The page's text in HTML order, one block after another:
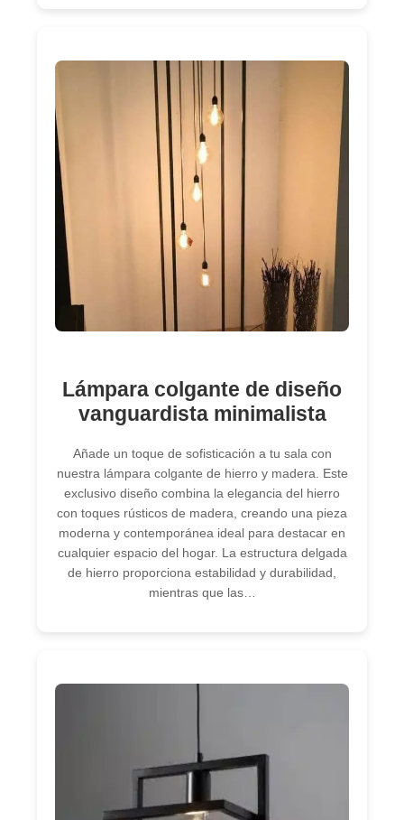
Lámpara colgante de diseño
vanguardista minimalista
Añade un toque de sofisticación a tu sala con
nuestra lámpara colgante de hierro y madera. Este
exclusivo diseño combina la elegancia del hierro
con toques rústicos de madera, creando una pieza
moderna y contemporánea ideal para destacar en
cualquier espacio del hogar. La estructura delgada
de hierro proporciona estabilidad y durabilidad,
mientras que las…